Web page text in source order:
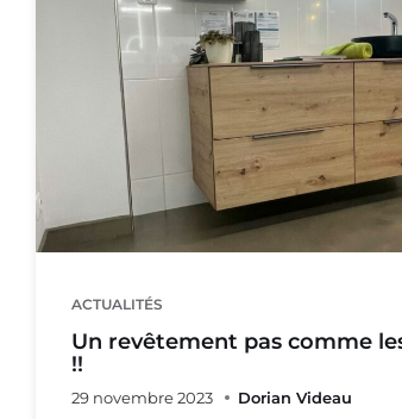
ACTUALITÉS
Un revêtement pas comme
!!
29 novembre 2023 Dorian Videau